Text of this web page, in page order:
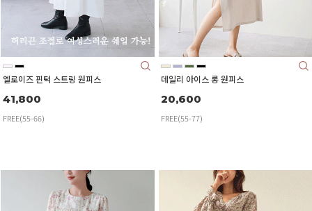
엘로이즈 핀턱 스트링 원피스
41,800
FREE(55-66)
데일리 아이스 롱 원피스
20,600
FREE(55-77)